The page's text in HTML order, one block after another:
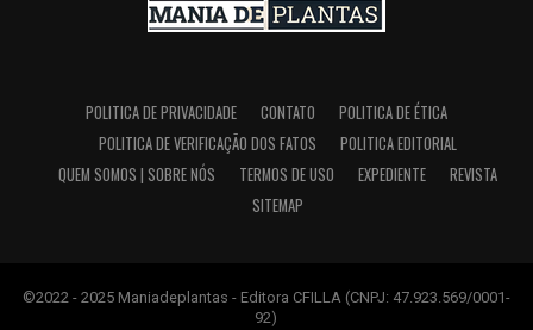
POLITICA DE PRIVACIDADE CONTATO
POLITICA DE ÉTICA
POLITICA DE VERIFICAÇÃO DOS FATOS
POLITICA EDITORIAL
QUEM SOMOS | SOBRE NÓS
TERMOS DE USO EXPEDIENTE
REVISTA
SITEMAP
©2022 - 2025 Maniadeplantas - Editora CFILLA (CNPJ: 47.923.569/0001-
92)